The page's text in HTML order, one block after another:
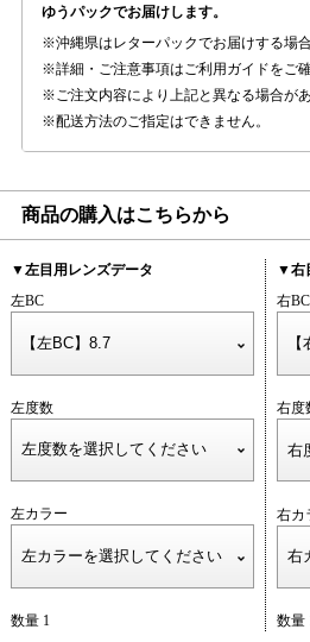
ゆうパックでお届けします。
沖縄県はレターパックでお届けする場
詳細・ご注意事項はご利用ガイドをご
ご注文内容により上記と異なる場合が
配送方法のご指定はできません。
商品の購入はこちらから
▼左目用レンズデータ
左BC
左度数
左カラー
数量 1
▼右
右BC
右度
右カ
数量